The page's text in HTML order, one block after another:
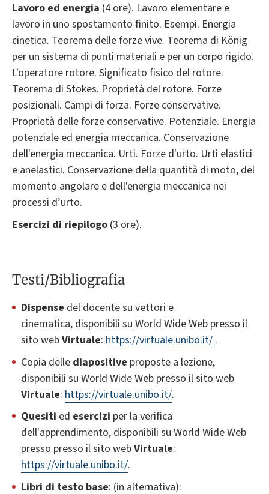
Lavoro ed energia (4 ore). Lavoro elementare e
lavoro in uno spostamento finito. Esempi. Energia
cinetica. Teorema delle forze vive. Teorema di König
per un sistema di punti materiali e per un corpo rigido.
L'operatore rotore. Significato fisico del rotore.
Teorema di Stokes. Proprietà del rotore. Forze
posizionali. Campi di forza. Forze conservative.
Proprietà delle forze conservative. Potenziale. Energia
potenziale ed energia meccanica. Conservazione
dell'energia meccanica. Urti. Forze d'urto. Urti elastici
e anelastici. Conservazione della quantità di moto, del
momento angolare e dell'energia meccanica nei
processi d’urto.
Esercizi di riepilogo (3 ore).
Testi/Bibliografia
Dispense del docente su vettori e
cinematica, disponibili su World Wide Web presso il
sito webVirtuale: https://virtuale.unibo.it/ .
Copia delle diapositive proposte a lezione,
disponibili su World Wide Web presso il sito web
Virtuale: https://virtuale.unibo.it/.
Quesiti ed esercizi per la verifica
dell'apprendimento, disponibili su World Wide Web
presso presso il sito webVirtuale:
https://virtuale.unibo.it/.
Libri di testo base: (in alternativa):